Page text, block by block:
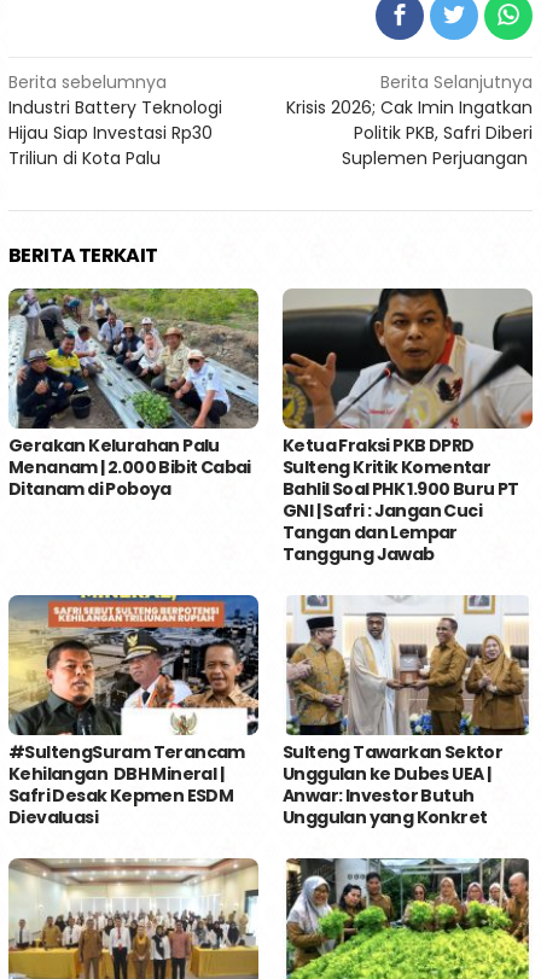
Navigasi
pos
Berita sebelumnya
Industri Battery Teknologi
Hijau Siap Investasi Rp30
Triliun di Kota Palu
Berita Selanjutnya
Krisis 2026; Cak Imin Ingatkan
Politik PKB, Safri Diberi
Suplemen Perjuangan
BERITA TERKAIT
Gerakan Kelurahan Palu
Menanam | 2.000 Bibit Cabai
Ditanam di Poboya
Ketua Fraksi PKB DPRD
Sulteng Kritik Komentar
Bahlil Soal PHK 1.900 Buru PT
GNI | Safri : Jangan Cuci
Tangan dan Lempar
Tanggung Jawab
#SultengSuram Terancam
Kehilangan DBH Mineral |
Safri Desak Kepmen ESDM
Dievaluasi
Sulteng Tawarkan Sektor
Unggulan ke Dubes UEA |
Anwar: Investor Butuh
Unggulan yang Konkret